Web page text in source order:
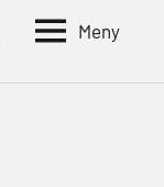
Meny